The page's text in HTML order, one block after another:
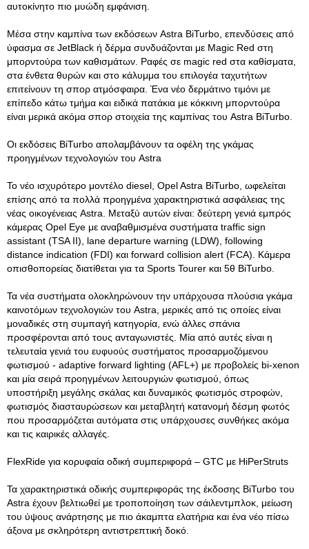
αυτοκίνητο πιο μυώδη εμφάνιση.
Μέσα στην καμπίνα των εκδόσεων Astra BiTurbo, επενδύσεις από
ύφασμα σε JetBlack ή δέρμα συνδυάζονται με Magic Red στη
μπορντούρα των καθισμάτων. Ραφές σε magic red στα καθίσματα,
στα ένθετα θυρών και στο κάλυμμα του επιλογέα ταχυτήτων
επιτείνουν τη σπορ ατμόσφαιρα. Ένα νέο δερμάτινο τιμόνι με
επίπεδο κάτω τμήμα και ειδικά πατάκια με κόκκινη μπορντούρα
είναι μερικά ακόμα σπορ στοιχεία της καμπίνας του Astra BiTurbo.
Οι εκδόσεις BiTurbo απολαμβάνουν τα οφέλη της γκάμας
προηγμένων τεχνολογιών του Astra
Το νέο ισχυρότερο μοντέλο diesel, Opel Astra BiTurbo, ωφελείται
επίσης από τα πολλά προηγμένα χαρακτηριστικά ασφάλειας της
νέας οικογένειας Astra. Μεταξύ αυτών είναι: δεύτερη γενιά εμπρός
κάμερας Opel Eye με αναβαθμισμένα συστήματα traffic sign
assistant (TSA II), lane departure warning (LDW), following
distance indication (FDI) και forward collision alert (FCA). Κάμερα
οπισθοπορείας διατίθεται για τα Sports Tourer και 5θ BiTurbo.
Τα νέα συστήματα ολοκληρώνουν την υπάρχουσα πλούσια γκάμα
καινοτόμων τεχνολογιών του Astra, μερικές από τις οποίες είναι
μοναδικές στη συμπαγή κατηγορία, ενώ άλλες σπάνια
προσφέρονται από τους ανταγωνιστές. Μία από αυτές είναι η
τελευταία γενιά του ευφυούς συστήματος προσαρμοζόμενου
φωτισμού - adaptive forward lighting (AFL+) με προβολείς bi-xenon
και μία σειρά προηγμένων λειτουργιών φωτισμού, όπως
υποστήριξη μεγάλης σκάλας και δυναμικός φωτισμός στροφών,
φωτισμός διασταυρώσεων και μεταβλητή κατανομή δέσμη φωτός
που προσαρμόζεται αυτόματα στις υπάρχουσες συνθήκες ακόμα
και τις καιρικές αλλαγές.
FlexRide για κορυφαία οδική συμπεριφορά – GTC με HiPerStruts
Τα χαρακτηριστικά οδικής συμπεριφοράς της έκδοσης BiTurbo του
Astra έχουν βελτιωθεί με τροποποίηση των σάιλεντμπλοκ, μείωση
του ύψους ανάρτησης με πιο άκαμπτα ελατήρια και ένα νέο πίσω
άξονα με σκληρότερη αντιστρεπτική δοκό.